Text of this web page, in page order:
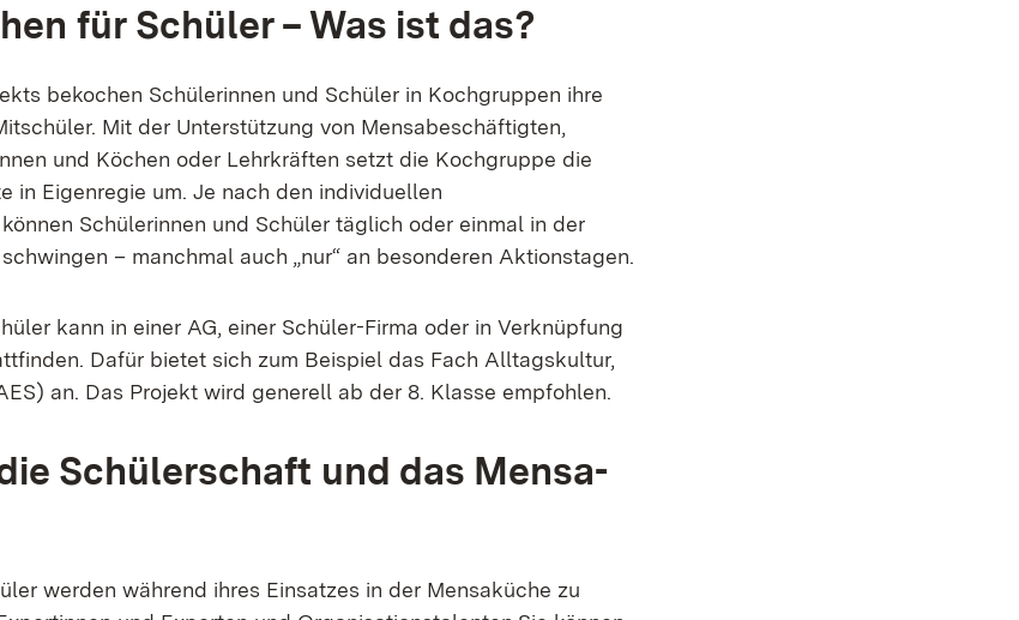
für Schüler – Was ist das?
bekochen Schülerinnen und Schüler in Kochgruppen ihre
Mit der Unterstützung von Mensabeschäftigten,
und Köchen oder Lehrkräften setzt die Kochgruppe die
in Eigenregie um. Je nach den individuellen
Schülerinnen und Schüler täglich oder einmal in der
– manchmal auch „nur“ an besonderen Aktionstagen.
kann in einer AG, einer Schüler-Firma oder in Verknüpfung
Dafür bietet sich zum Beispiel das Fach Alltagskultur,
an. Das Projekt wird generell ab der 8. Klasse empfohlen.
Schülerschaft und das Mensa-
werden während ihres Einsatzes in der Mensaküche zu